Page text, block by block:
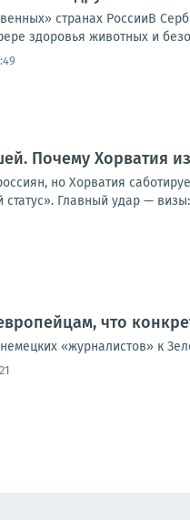
странах РоссииВ
здоровья животных и
Почему Хорватия
но Хорватия
статус». Главный удар —
что
«журналистов» к